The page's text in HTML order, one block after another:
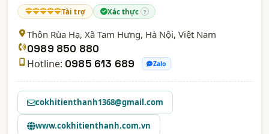
Tài trợ Xác thực ?
Thôn Rùa Hạ, Xã Tam Hưng, Hà Nội, Việt Nam
0989 850 880
Hotline: 0985 613 689 Zalo
cokhitienthanh1368@gmail.com
www.cokhitienthanh.com.vn